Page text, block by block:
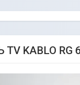
KABLO RG